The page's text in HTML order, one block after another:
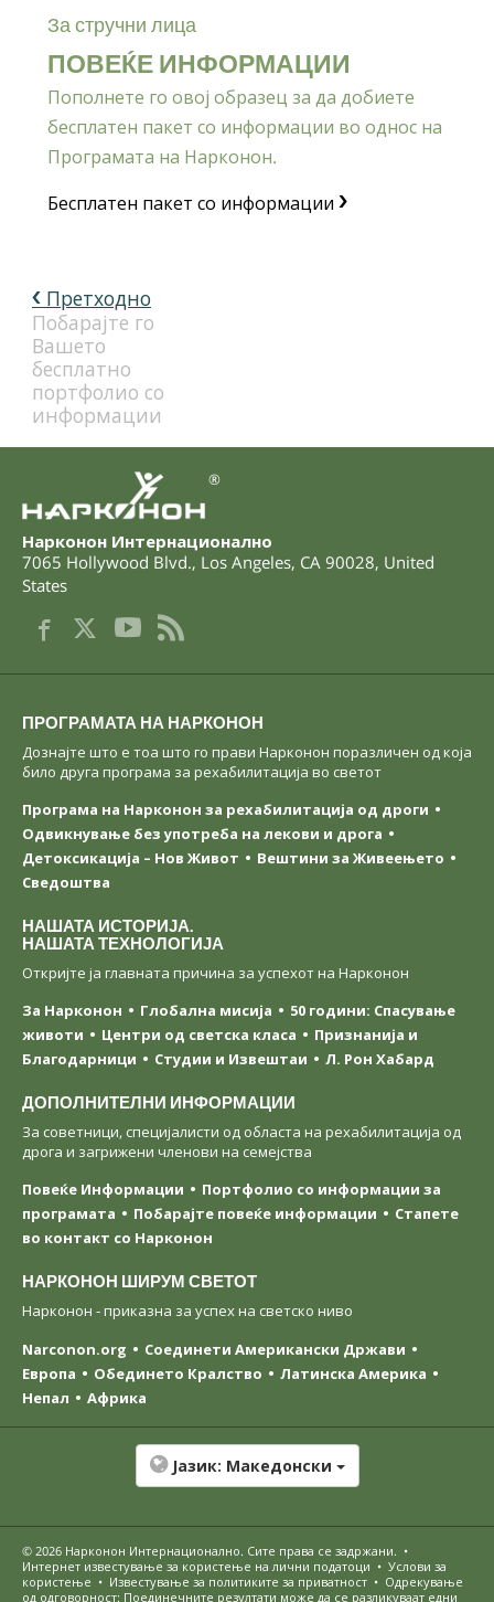
За стручни лица
ПОВЕЌЕ ИНФОРМАЦИИ
Пополнете го овој образец за да добиете
бесплатен пакет со информации во однос на
Програмата на Нарконон.
Бесплатен пакет со информации
Претходно
Побарајте го
Вашето
бесплатно
портфолио со
информации
®
Нарконон Интернационално
7065 Hollywood Blvd., Los Angeles, CA 90028, United
States
ПРОГРАМАТА НА НАРКОНОН
Дознајте што е тоа што го прави Нарконон поразличен од која
било друга програма за рехабилитација во светот
Програма на Нарконон за рехабилитација од дроги
Одвикнување без употреба на лекови и дрога
Детоксикација – Нов Живот
Вештини за Живеењетo
Сведоштва
НАШАТА ИСТОРИЈА.
НАШАТА ТЕХНОЛОГИЈА
Откријте ја главната причина за успехот на Нарконон
За Нарконон
Глобална мисија
50 години: Спасување
животи
Центри од светска класa
Признанија и
Благодарници
Студии и Извештаи Л. Рон Хабард
ДОПОЛНИТЕЛНИ ИНФОРМАЦИИ
За советници, специјалисти од областа на рехабилитација од
дрога и загрижени членови на семејства
Повеќе Информации
Портфолио со информации за
програмата
Побарајте повеќе информации
Стапете
во контакт со Нарконон
НАРКОНОН ШИРУМ СВЕТОТ
Нарконон - приказна за успех на светско ниво
Narconon.org
Соединети Американски Држави
Европа
Обединето Кралство
Латинска Америка
Непал
Африка
Јазик: Македонски
© 2026 Нарконон Интернационално. Сите права се задржани. •
Интернет известување за користење на лични податоци • Услови за
користење • Известување за политиките за приватност • Одрекување
од одговорност: Поединечните резултати може да се разликуваат едни